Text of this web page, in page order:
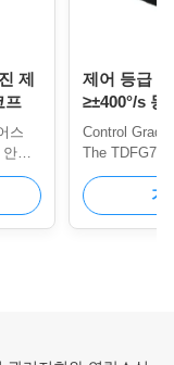
제
프
스
정
설계
제어 등급
≥±400°/s 동
및 ≤500g 무
Control
The
advanced
the Sagnac
closed-loop
가